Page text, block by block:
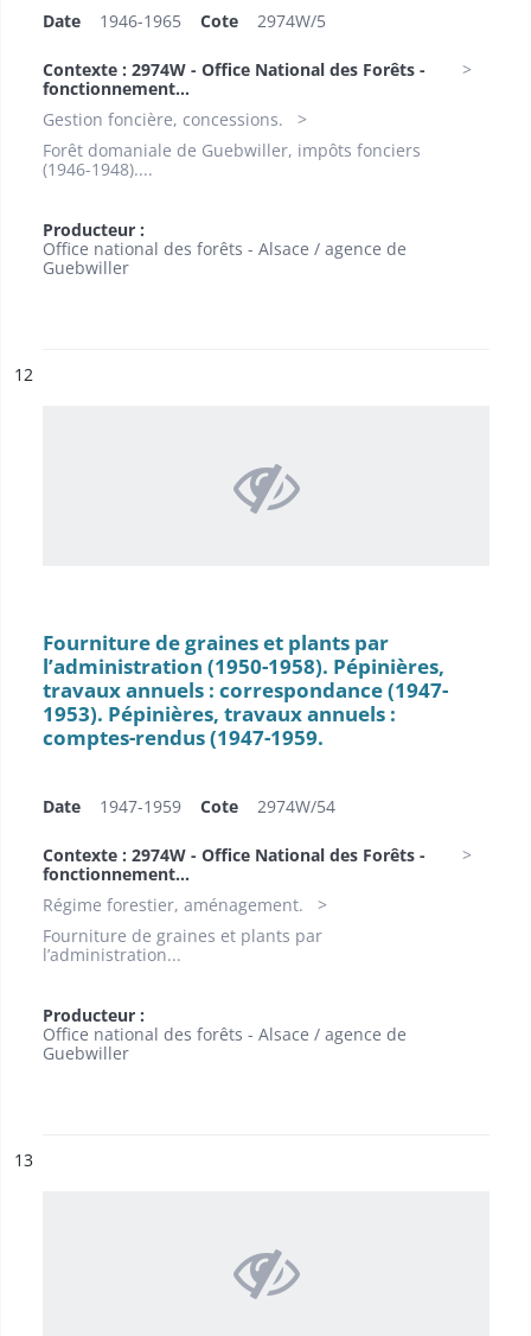
Date 1946-1965 Cote 2974W/5
Contexte : 2974W - Office National des Forêts -
fonctionnement...
Gestion foncière, concessions.
Forêt domaniale de Guebwiller, impôts fonciers
(1946-1948)....
Producteur :
Office national des forêts - Alsace / agence de
Guebwiller
n°
12
Fourniture de graines et plants par
l’administration (1950-1958). Pépinières,
travaux annuels : correspondance (1947-
1953). Pépinières, travaux annuels :
comptes-rendus (1947-1959.
Date 1947-1959 Cote 2974W/54
Contexte : 2974W - Office National des Forêts -
fonctionnement...
Régime forestier, aménagement.
Fourniture de graines et plants par
l’administration...
Producteur :
Office national des forêts - Alsace / agence de
Guebwiller
n°
13